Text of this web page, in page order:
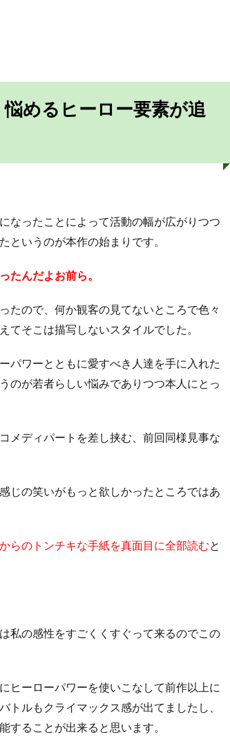
めるヒーロー要素が追
なったことによって活動の幅が広がりつつ
というのが本作の始まりです。
たんだよお前ら。
たので、何か観客の見てないところで色々
てそこは描写しないスタイルでした。
パワーとともに愛すべき人達を手に入れた
のが若者らしい悩みでありつつ本人にとっ
メディパートを差し挟む、前回同様見事な
じの笑いがもっと欲しかったところではあ
らのトンチキな手紙を真面目に全部読む と
私の感性をすごくくすぐって来るのでこの
ヒーローパワーを使いこなして前作以上に
トルもクライマックス感が出てましたし、
することが出来ると思います。